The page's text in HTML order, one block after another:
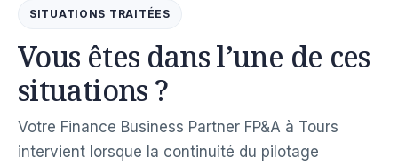
SITUATIONS TRAITÉES
Vous êtes dans l’une de ces
situations ?
Votre Finance Business Partner FP&A à Tours
intervient lorsque la continuité du pilotage